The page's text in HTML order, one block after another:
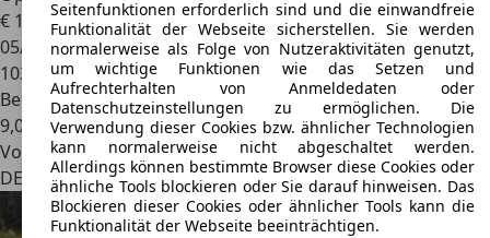
€ 10.600
05/1978
103.500 km
Benzin
9,0 l/100 km (komb.)
Von privat
DE 63897Miltenberg, St
Seitenfunktionen erforderlich sind und die einwandfreie
Funktionalität der Webseite sicherstellen. Sie werden
normalerweise als Folge von Nutzeraktivitäten genutzt,
um wichtige Funktionen wie das Setzen und
Aufrechterhalten von Anmeldedaten oder
Datenschutzeinstellungen zu ermöglichen. Die
Verwendung dieser Cookies bzw. ähnlicher Technologien
kann normalerweise nicht abgeschaltet werden.
Allerdings können bestimmte Browser diese Cookies oder
ähnliche Tools blockieren oder Sie darauf hinweisen. Das
Blockieren dieser Cookies oder ähnlicher Tools kann die
Funktionalität der Webseite beeinträchtigen.